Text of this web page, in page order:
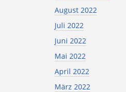
August 2022
Juli 2022
Juni 2022
Mai 2022
April 2022
März 2022